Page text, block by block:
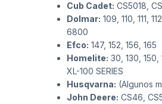
Cub Cadet: CS5018,
Dolmar: 109, 110, 111,
6800
Efco: 147, 152, 156, 165
Homelite: 30, 130,
XL-100 SERIES
Husqvarna: (Algunos
John Deere: CS46,